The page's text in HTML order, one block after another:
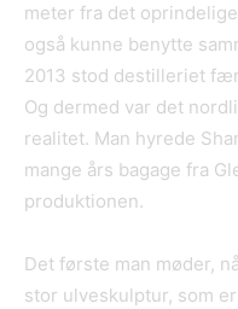
meter fra det
også kunne benytte
2013 stod destilleriet
Og dermed var det
realitet. Man hyrede
mange års bagage fra
produktionen.
Det første man møder,
stor ulveskulptur, som